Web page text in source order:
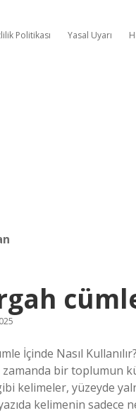
Politikası Yasal Uyarı
İçinde Nasıl
zamanda bir toplumun
kelimeler, yüzeyde
kelimenin sadece